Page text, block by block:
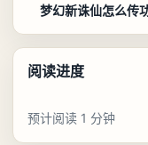
梦幻新诛仙怎么传
阅读进度
预计阅读 1 分钟